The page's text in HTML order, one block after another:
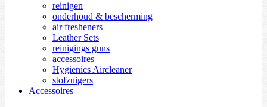
reinigen
onderhoud & bescherming
air fresheners
Leather Sets
reinigings guns
accessoires
Hygienics Aircleaner
stofzuigers
Accessoires